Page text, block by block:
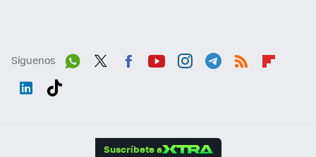
Síguenos
Suscríbete a